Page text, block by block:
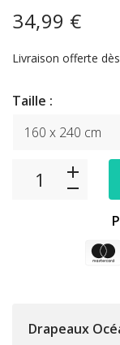
34,99 €
Livraison offerte dès
Taille :
Drapeaux